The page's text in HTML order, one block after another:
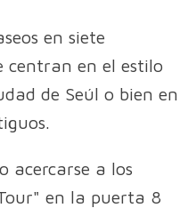
en siete
centran en el estilo
de Seúl o bien en
acercarse a los
en la puerta 8